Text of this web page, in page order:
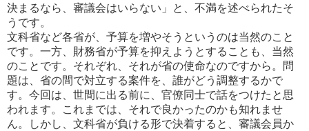
決まるなら、審議会はいらない」と、不満を述べられたそ
う です。
文科省など各省が、予算を増やそうというのは当然のこと
です。一方、財務省が予算を抑えようとすることも、当然
のこ とです。それぞれ、それが省の使命なのですから。問
題は、省の間で対立する案件を、誰がどう調整するかで
す。今回 は、世間に出る前に、官僚同士で話をつけたと思
われます。これまでは、それで良かったのかも知れませ
ん。しかし、 文科省が負ける形で決着すると、審議会員か